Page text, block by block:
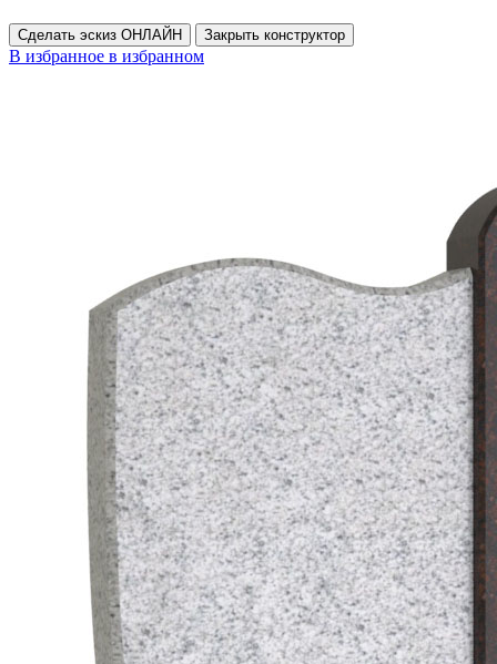
Сделать эскиз ОНЛАЙН Закрыть конструктор
В избранное в избранном